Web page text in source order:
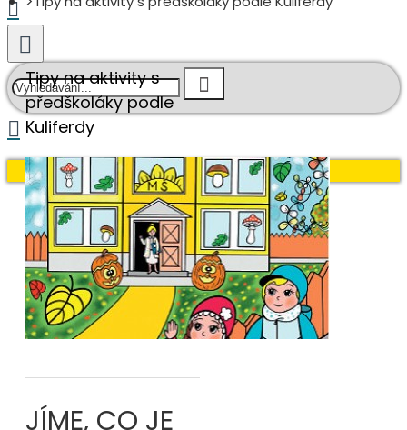
Váš nákupní košík je prázdný!
Tipy na aktivity s
předškoláky podle
Kuliferdy
JÍME, CO JE